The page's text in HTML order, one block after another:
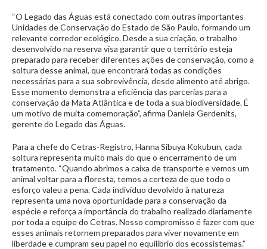
“O Legado das Águas está conectado com outras importantes
Unidades de Conservação do Estado de São Paulo, formando um
relevante corredor ecológico. Desde a sua criação, o trabalho
desenvolvido na reserva visa garantir que o território esteja
preparado para receber diferentes ações de conservação, como a
soltura desse animal, que encontrará todas as condições
necessárias para a sua sobrevivência, desde alimento até abrigo.
Esse momento demonstra a eficiência das parcerias para a
conservação da Mata Atlântica e de toda a sua biodiversidade. É
um motivo de muita comemoração”, afirma Daniela Gerdenits,
gerente do Legado das Águas.
Para a chefe do Cetras-Registro, Hanna Sibuya Kokubun, cada
soltura representa muito mais do que o encerramento de um
tratamento. “Quando abrimos a caixa de transporte e vemos um
animal voltar para a floresta, temos a certeza de que todo o
esforço valeu a pena. Cada indivíduo devolvido à natureza
representa uma nova oportunidade para a conservação da
espécie e reforça a importância do trabalho realizado diariamente
por toda a equipe do Cetras. Nosso compromisso é fazer com que
esses animais retornem preparados para viver novamente em
liberdade e cumpram seu papel no equilíbrio dos ecossistemas.”